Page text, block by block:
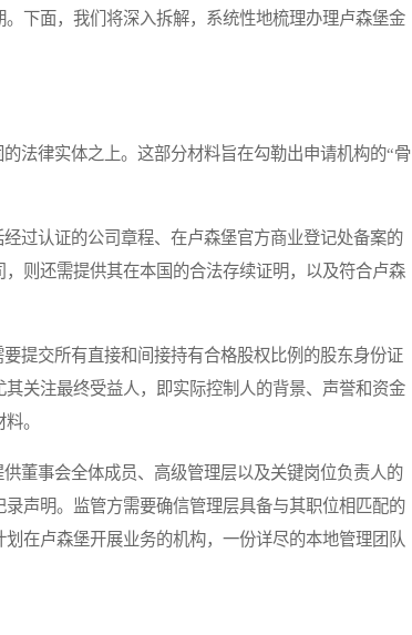
下面，我们将深入拆解，系统性地梳理办理卢森堡金
律实体之上。这部分材料旨在勾勒出申请机构的“骨
认证的公司章程、在卢森堡官方商业登记处备案的
则还需提供其在本国的合法存续证明，以及符合卢森
交所有直接和间接持有合格股权比例的股东身份证
关注最终受益人，即实际控制人的背景、声誉和资金
。
事会全体成员、高级管理层以及关键岗位负责人的
声明。监管方需要确信管理层具备与其职位相匹配的
在卢森堡开展业务的机构，一份详尽的本地管理团队